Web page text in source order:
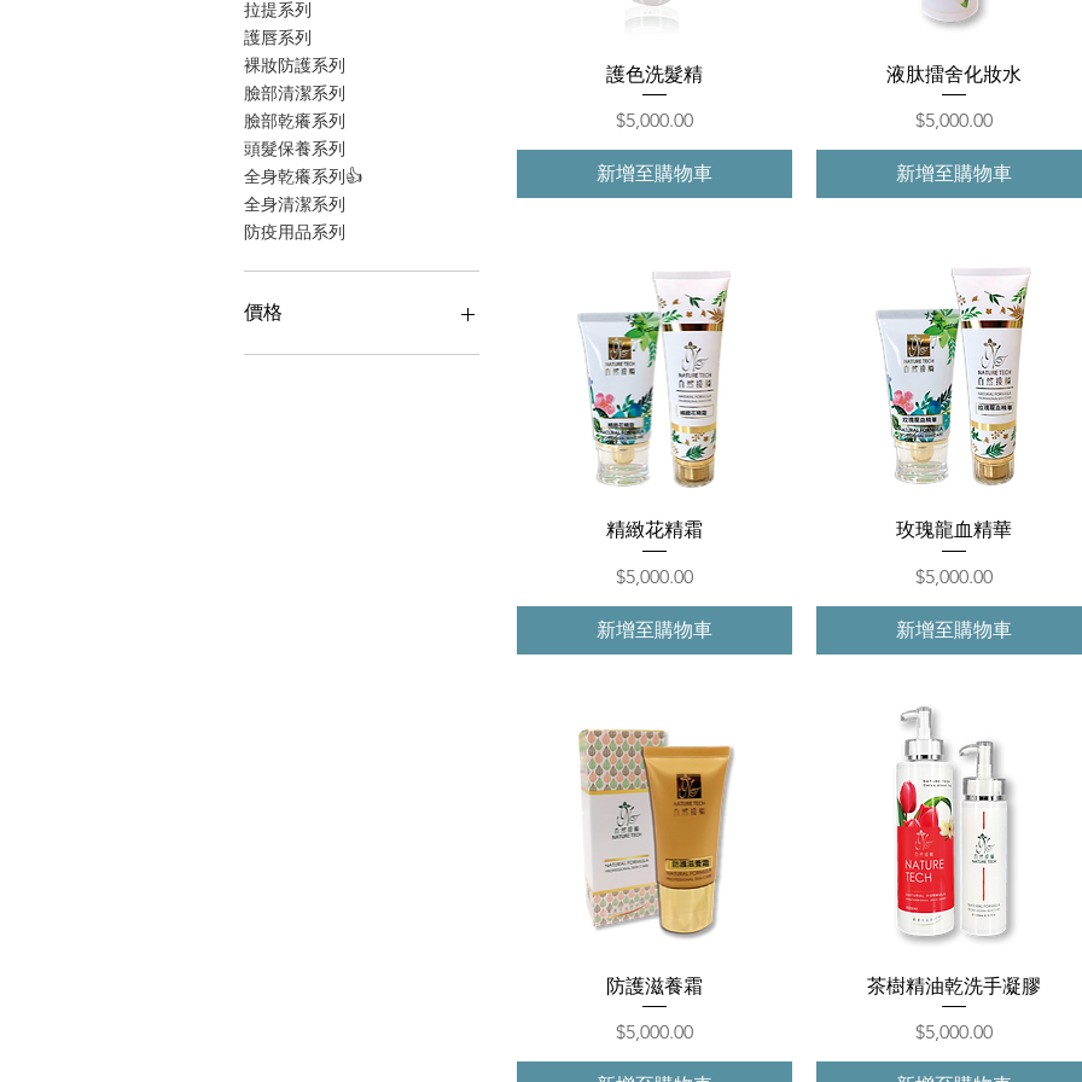
拉提系列
護唇系列
裸妝防護系列
臉部清潔系列
臉部乾癢系列
頭髮保養系列
全身乾癢系列👍
全身清潔系列
防疫用品系列
價格
快速瀏覽
護色洗髮精
價格
$5,000.00
新增至購物車
快速瀏覽
液肽擂舍化妝水
價格
$5,000.00
新增至購物車
快速瀏覽
精緻花精霜
價格
$5,000.00
新增至購物車
快速瀏覽
玫瑰龍血精華
價格
$5,000.00
新增至購物車
快速瀏覽
防護滋養霜
價格
$5,000.00
快速瀏覽
茶樹精油乾洗手凝膠
價格
$5,000.00